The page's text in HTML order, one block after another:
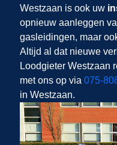
Westzaan is ook uw
opnieuw aanleggen
gasleidingen, maar
Altijd al dat nieuwe
Loodgieter Westzaan
met ons op via 075-
in Westzaan.